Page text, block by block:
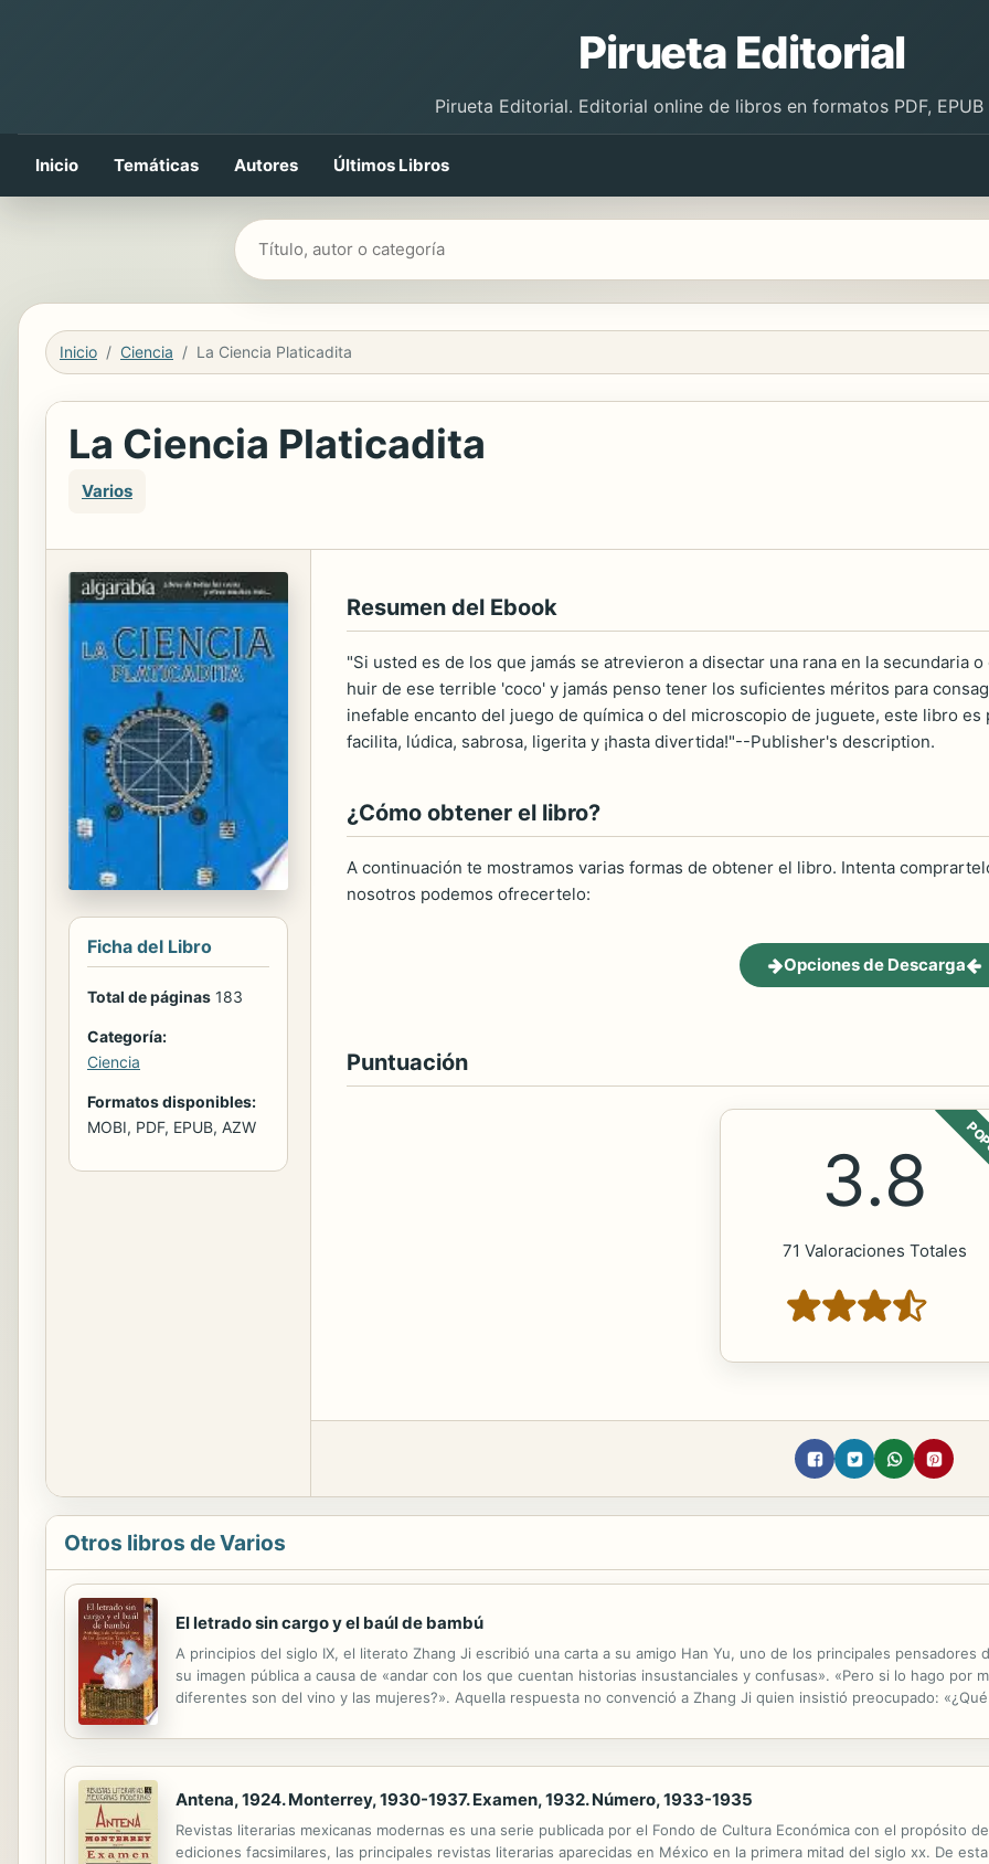
Pirueta Editorial
Pirueta Editorial. Editorial online de libros en formatos PDF, EPUB
Inicio Temáticas Autores Últimos Libros
Buscar libros
Inicio Ciencia La Ciencia Platicadita
La Ciencia Platicadita
Varios
Ficha del Libro
Total de páginas 183
Categoría:
Ciencia
Formatos disponibles:
MOBI, PDF, EPUB, AZW
Resumen del Ebook
"Si usted es de los que jamás se atrevieron a disectar una rana en la secundaria
huir de ese terrible 'coco' y jamás penso tener los suficientes méritos para
inefable encanto del juego de química o del microscopio de juguete, este libro
facilita, lúdica, sabrosa, ligerita y ¡hasta divertida!"--Publisher's description.
¿Cómo obtener el libro?
A continuación te mostramos varias formas de obtener el libro. Intenta
nosotros podemos ofrecertelo:
Opciones de Descarga
Puntuación
3.8
71 Valoraciones Totales
Otros libros de Varios
El letrado sin cargo y el baúl de bambú
A principios del siglo IX, el literato Zhang Ji escribió una carta a su amigo Han Yu, uno de los principales
su imagen pública a causa de «andar con los que cuentan historias insustanciales y confusas». «Pero si lo hago por
diferentes son del vino y las mujeres?». Aquella respuesta no convenció a Zhang Ji quien insistió preocupado:
Antena, 1924. Monterrey, 1930-1937. Examen, 1932. Número, 1933-1935
Revistas literarias mexicanas modernas es una serie publicada por el Fondo de Cultura Económica con el propósito
ediciones facsimilares, las principales revistas literarias aparecidas en México en la primera mitad del siglo xx. De